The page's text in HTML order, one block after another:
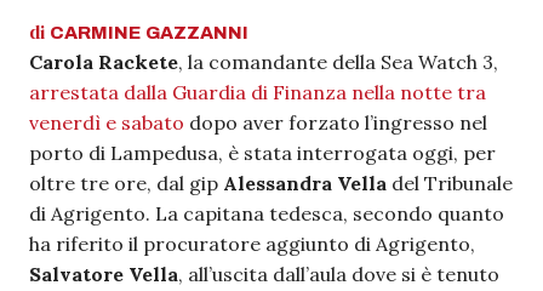
di CARMINE GAZZANNI
Carola Rackete, la comandante della Sea Watch 3,
arrestata dalla Guardia di Finanza nella notte tra
venerdì e sabato dopo aver forzato l’ingresso nel
porto di Lampedusa, è stata interrogata oggi, per
oltre tre ore, dal gip Alessandra Vella del Tribunale
di Agrigento. La capitana tedesca, secondo quanto
ha riferito il procuratore aggiunto di Agrigento,
Salvatore Vella, all’uscita dall’aula dove si è tenuto